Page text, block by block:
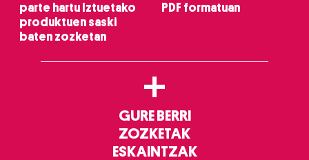
parte hartu Iztuetako
produktuen saski
baten zozketan
PDF formatuan
+
GURE BERRI
ZOZKETAK
ESKAINTZAK